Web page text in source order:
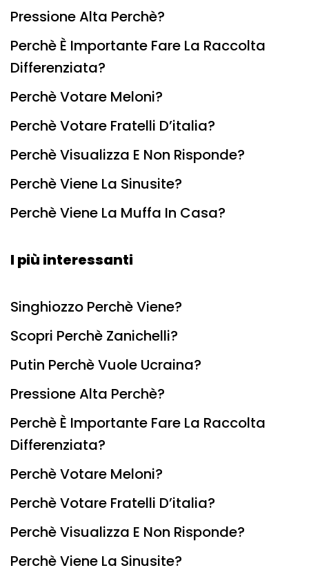
Pressione Alta Perchè?
Perchè È Importante Fare La Raccolta
Differenziata?
Perchè Votare Meloni?
Perchè Votare Fratelli D’italia?
Perchè Visualizza E Non Risponde?
Perchè Viene La Sinusite?
Perchè Viene La Muffa In Casa?
I più interessanti
Singhiozzo Perchè Viene?
Scopri Perchè Zanichelli?
Putin Perchè Vuole Ucraina?
Pressione Alta Perchè?
Perchè È Importante Fare La Raccolta
Differenziata?
Perchè Votare Meloni?
Perchè Votare Fratelli D’italia?
Perchè Visualizza E Non Risponde?
Perchè Viene La Sinusite?